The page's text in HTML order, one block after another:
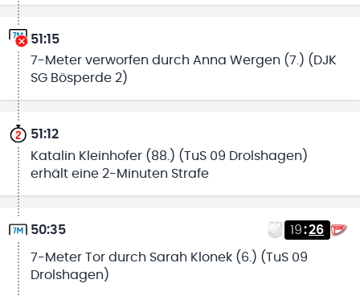
51:15
7-Meter verworfen durch Anna Wergen (7.) (DJK
SG Bösperde 2)
51:12
Katalin Kleinhofer (88.) (TuS 09 Drolshagen)
erhält eine 2-Minuten Strafe
50:35 19:26
7-Meter Tor durch Sarah Klonek (6.) (TuS 09
Drolshagen)